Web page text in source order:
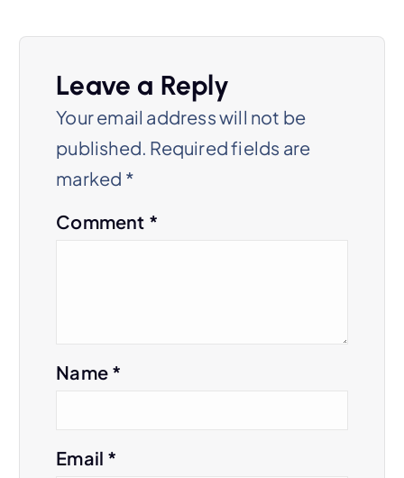
v
Leave a Reply
Your email address will not be
published. Required fields are
marked *
Comment *
Name *
Email *